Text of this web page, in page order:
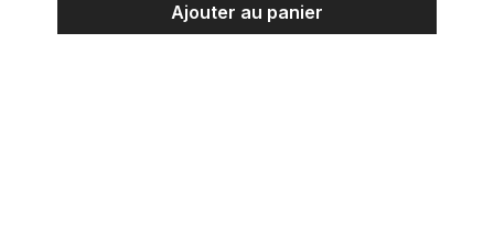
Ajouter au panier